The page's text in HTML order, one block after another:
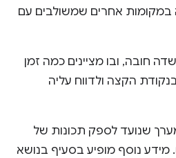
אחרים שמשולבים עם
ובו מציינים כמה זמן
הקצה ולדווח עליה
שנועד לספק תכונות של
נוסף מופיע בסעיף בנושא